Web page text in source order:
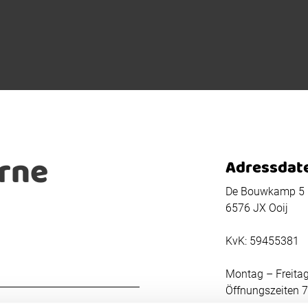
De Bouwkamp 5
6576 JX Ooij
KvK: 59455381
Montag –
Öffnungszeiten